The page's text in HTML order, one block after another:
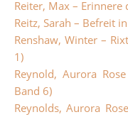
Reiter, Max – Erinnere
Reitz, Sarah – Befreit
Renshaw, Winter –
1)
Reynold, Aurora
Band 6)
Reynolds, Aurora